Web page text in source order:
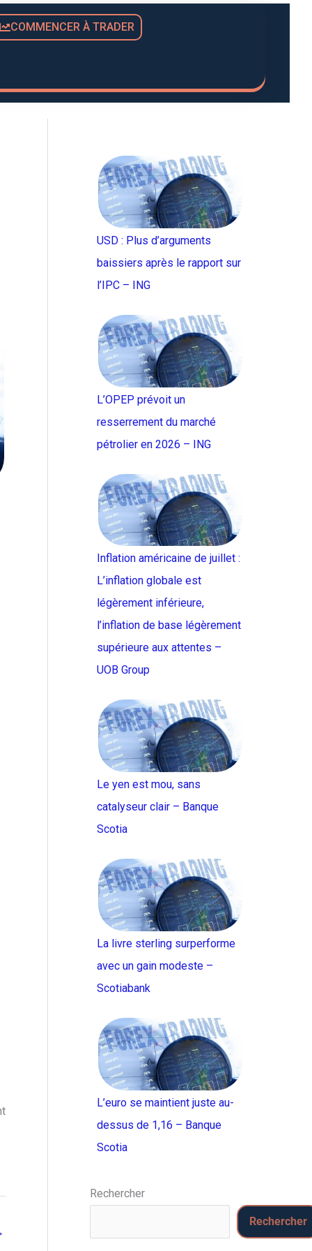
COMMENCER À TRADER
USD : Plus d’arguments
baissiers après le rapport sur
l’IPC – ING
L’OPEP prévoit un
resserrement du marché
pétrolier en 2026 – ING
Inflation américaine de juillet :
L’inflation globale est
légèrement inférieure,
l’inflation de base légèrement
supérieure aux attentes –
UOB Group
Le yen est mou, sans
catalyseur clair – Banque
Scotia
La livre sterling surperforme
avec un gain modeste –
Scotiabank
L’euro se maintient juste au-
dessus de 1,16 – Banque
Scotia
Rechercher
Rechercher